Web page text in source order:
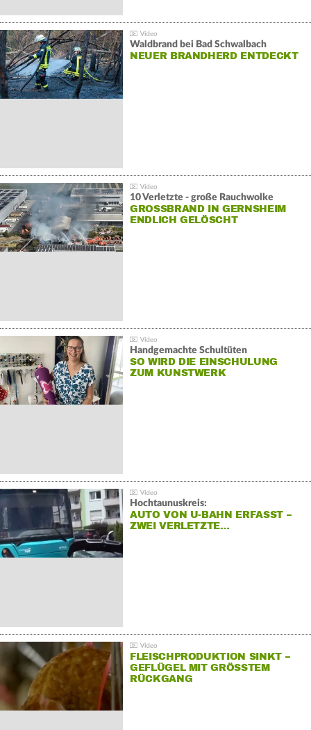
Waldbrand bei Bad Schwalbach
NEUER BRANDHERD ENTDECKT
10 Verletzte - große Rauchwolke
GROSSBRAND IN GERNSHEIM E
NDLICH GELÖSCHT
Handgemachte Schultüten
SO WIRD DIE EINSCHULUNG
ZUM KUNSTWERK
Hochtaunuskreis:
AUTO VON U-BAHN ERFASST –
ZWEI VERLETZTE…
FLEISCHPRODUKTION SINKT –
GEFLÜGEL MIT GRÖSSTEM R
ÜCKGANG